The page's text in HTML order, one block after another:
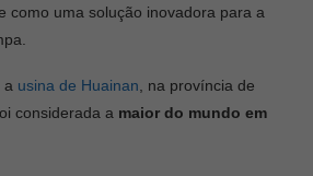
como uma solução inovadora para a
a usina de Huainan , na província de
considerada a maior do mundo em